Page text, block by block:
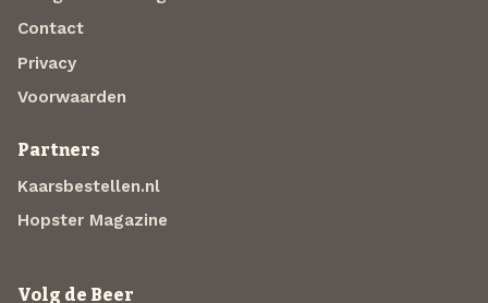
Contact
Privacy
Voorwaarden
Partners
Kaarsbestellen.nl
Hopster Magazine
Volg de Beer